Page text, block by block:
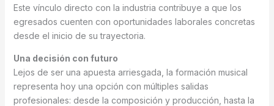
Este vínculo directo con la industria contribuye a que los
egresados cuenten con oportunidades laborales concretas
desde el inicio de su trayectoria.
Una decisión con futuro
Lejos de ser una apuesta arriesgada, la formación musical
representa hoy una opción con múltiples salidas
profesionales: desde la composición y producción, hasta la